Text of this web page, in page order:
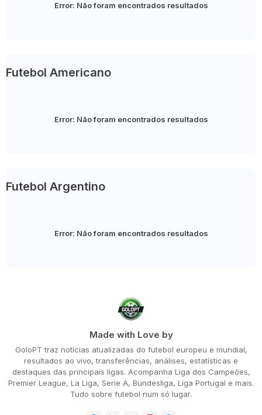
Error: Não foram encontrados resultados
Futebol Americano
Error: Não foram encontrados resultados
Futebol Argentino
Error: Não foram encontrados resultados
Made with Love by
GoloPT traz notícias atualizadas do futebol europeu e mundial,
resultados ao vivo, transferências, análises, estatísticas e
destaques das principais ligas. Acompanha Liga dos Campeões,
Premier League, La Liga, Serie A, Bundesliga, Liga Portugal e mais.
Tudo sobre futebol num só lugar.